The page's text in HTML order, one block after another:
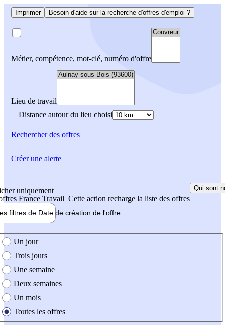
Imprimer Besoin d'aide sur la recherche d'offres d'emploi ?
Métier, compétence, mot-clé, numéro d'offre
Lieu de travail
Distance autour du lieu choisi
Rechercherdes offres
uniquement
France Travail Cette action recharge la liste des offres
Qui sont
filtres de Date de création de l'offre
création de l'offre
Un jour
Trois jours
Une semaine
Deux semaines
Un mois
Toutes les offres
Créer une alerte